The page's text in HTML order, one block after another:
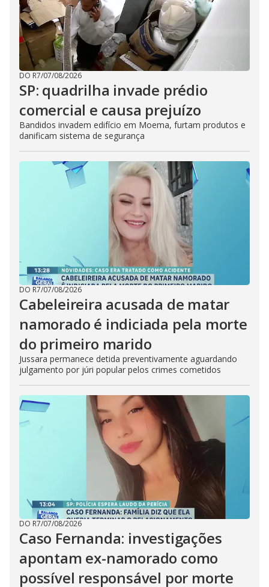
DO R7/07/08/2026
SP: quadrilha invade prédio
comercial e causa prejuízo
Bandidos invadem edifício em Moema, furtam produtos e
danificam sistema de segurança
DO R7/07/08/2026
Cabeleireira acusada de matar
namorado é indiciada pela morte
do primeiro marido
Jussara permanece detida preventivamente aguardando
julgamento por júri popular pelos crimes cometidos
DO R7/07/08/2026
Caso Fernanda: investigações
apontam ex-namorado como
possível responsável por morte